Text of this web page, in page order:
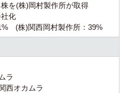
を(株)岡村製作所が取得
化
(株)関西岡村製作所：39%
ラ
西オカムラ